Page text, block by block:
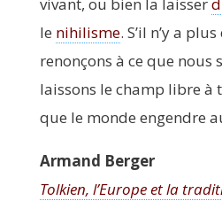
le nihi­lisme. S’il n’y a
renon­çons à ce que nous
lais­sons le champ libre à
que le monde engendre
Armand Ber­ger
Tol­kien, l’Europe et la